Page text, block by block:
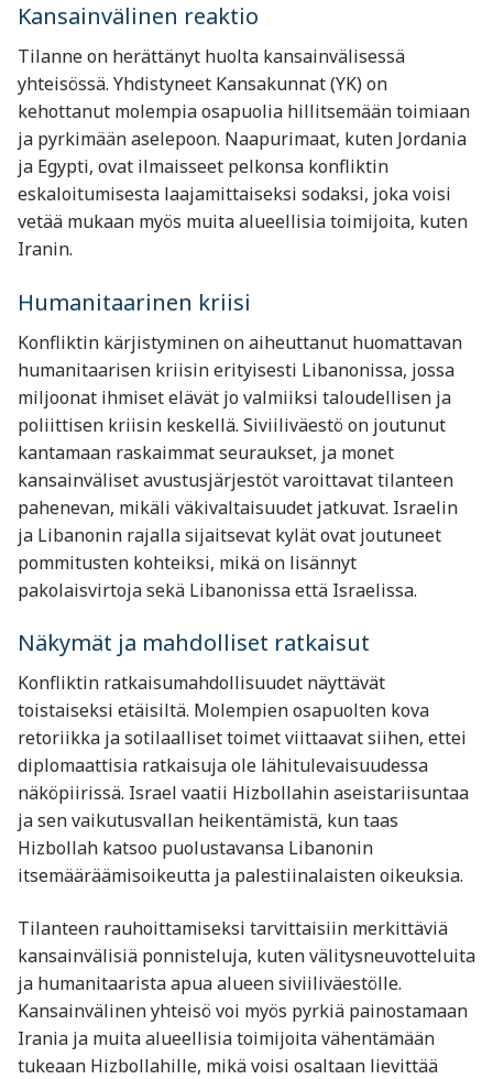
Kansainvälinen reaktio
Tilanne on herättänyt huolta kansainvälisessä
yhteisössä. Yhdistyneet Kansakunnat (YK) on
kehottanut molempia osapuolia hillitsemään toimiaan
ja pyrkimään aselepoon. Naapurimaat, kuten Jordania
ja Egypti, ovat ilmaisseet pelkonsa konfliktin
eskaloitumisesta laajamittaiseksi sodaksi, joka voisi
vetää mukaan myös muita alueellisia toimijoita, kuten
Iranin.
Humanitaarinen kriisi
Konfliktin kärjistyminen on aiheuttanut huomattavan
humanitaarisen kriisin erityisesti Libanonissa, jossa
miljoonat ihmiset elävät jo valmiiksi taloudellisen ja
poliittisen kriisin keskellä. Siviiliväestö on joutunut
kantamaan raskaimmat seuraukset, ja monet
kansainväliset avustusjärjestöt varoittavat tilanteen
pahenevan, mikäli väkivaltaisuudet jatkuvat. Israelin
ja Libanonin rajalla sijaitsevat kylät ovat joutuneet
pommitusten kohteiksi, mikä on lisännyt
pakolaisvirtoja sekä Libanonissa että Israelissa.
Näkymät ja mahdolliset ratkaisut
Konfliktin ratkaisumahdollisuudet näyttävät
toistaiseksi etäisiltä. Molempien osapuolten kova
retoriikka ja sotilaalliset toimet viittaavat siihen, ettei
diplomaattisia ratkaisuja ole lähitulevaisuudessa
näköpiirissä. Israel vaatii Hizbollahin aseistariisuntaa
ja sen vaikutusvallan heikentämistä, kun taas
Hizbollah katsoo puolustavansa Libanonin
itsemääräämisoikeutta ja palestiinalaisten oikeuksia.
Tilanteen rauhoittamiseksi tarvittaisiin merkittäviä
kansainvälisiä ponnisteluja, kuten välitysneuvotteluita
ja humanitaarista apua alueen siviiliväestölle.
Kansainvälinen yhteisö voi myös pyrkiä painostamaan
Irania ja muita alueellisia toimijoita vähentämään
tukeaan Hizbollahille, mikä voisi osaltaan lievittää